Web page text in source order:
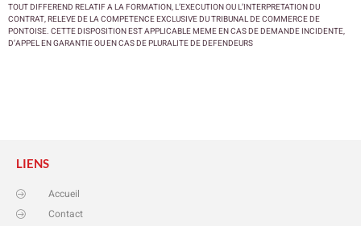
TOUT DIFFEREND RELATIF A LA FORMATION, L’EXECUTION OU L’INTERPRETATION DU
CONTRAT, RELEVE DE LA COMPETENCE EXCLUSIVE DU TRIBUNAL DE COMMERCE DE
PONTOISE. CETTE DISPOSITION EST APPLICABLE MEME EN CAS DE DEMANDE INCIDENTE,
D’APPEL EN GARANTIE OU EN CAS DE PLURALITE DE DEFENDEURS
LIENS
Accueil
Contact